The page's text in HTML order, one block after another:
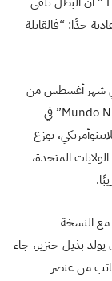
جدًا: “فالقابلة
في شهر أغسطس من
العام 1966 على صفحات جريدة “موندو نويبو Mundo Nuevo” في
توزع
22 بلدًا، بما فيها الولايات المتحدة،
بالمقارنة مع النسخة
يولد بذيل خنزير، جاء
من عنصر